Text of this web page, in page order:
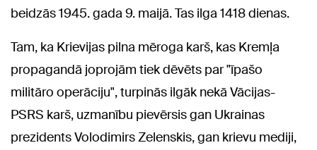
beidzās 1945. gada 9. maijā. Tas ilga 1418 dienas.
Tam, ka Krievijas pilna mēroga karš, kas Kremļa
propagandā joprojām tiek dēvēts par "īpašo
militāro operāciju", turpinās ilgāk nekā Vācijas-
PSRS karš, uzmanību pievērsis gan Ukrainas
prezidents Volodimirs Zelenskis, gan krievu mediji,